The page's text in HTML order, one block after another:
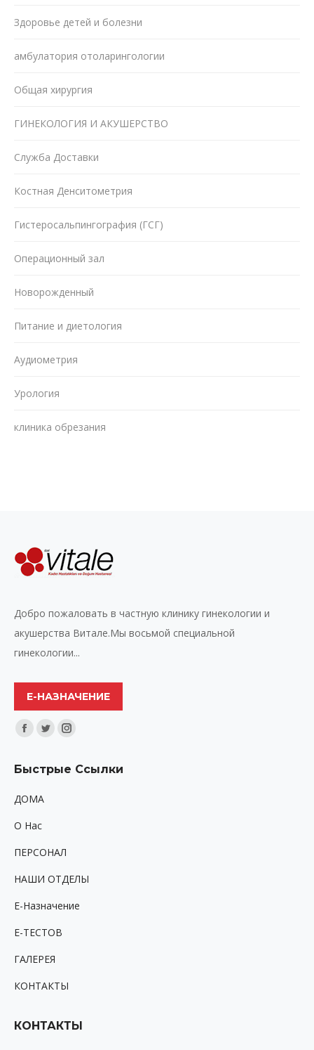
Здоровье детей и болезни
амбулатория отоларингологии
Общая хирургия
ГИНЕКОЛОГИЯ И АКУШЕРСТВО
Служба Доставки
Костная Денситометрия
Гистеросальпингография (ГСГ)
Операционный зал
Новорожденный
Питание и диетология
Аудиометрия
Урология
клиника обрезания
Добро пожаловать в частную клинику гинекологии и
акушерства Витале.Мы восьмой специальной
гинекологии...
Е-НАЗНАЧЕНИЕ
Найдите нас:
Facebook
opens
window
Twitter
opens
Instagram
opens
Быстрые Ссылки
ДОМА
O Hac
ПЕРСОНАЛ
НАШИ ОТДЕЛЫ
Е-Назначение
Е-ТЕСТОВ
ГАЛЕРЕЯ
КОНТАКТЫ
КОНТАКТЫ